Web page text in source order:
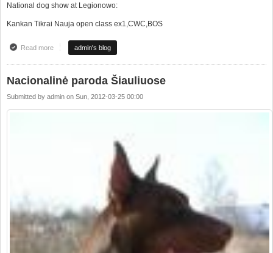
National dog show at Legionowo:
Kankan Tikrai Nauja open class ex1,CWC,BOS
Read moreabout Good news from Poland
admin's blog
Nacionalinė paroda Šiauliuose
Submitted by admin on Sun, 2012-03-25 00:00